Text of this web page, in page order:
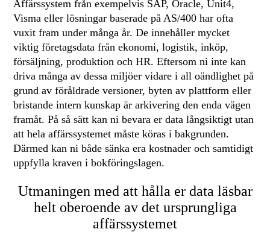
Affärssystem från exempelvis SAP, Oracle, Unit4,
Visma eller lösningar baserade på AS/400 har ofta
vuxit fram under många år. De innehåller mycket
viktig företagsdata från ekonomi, logistik, inköp,
försäljning, produktion och HR. Eftersom ni inte kan
driva många av dessa miljöer vidare i all oändlighet på
grund av föråldrade versioner, byten av plattform eller
bristande intern kunskap är arkivering den enda vägen
framåt. På så sätt kan ni bevara er data långsiktigt utan
att hela affärssystemet måste köras i bakgrunden.
Därmed kan ni både sänka era kostnader och samtidigt
uppfylla kraven i bokföringslagen.
Utmaningen med att hålla er data läsbar
helt oberoende av det ursprungliga
affärssystemet